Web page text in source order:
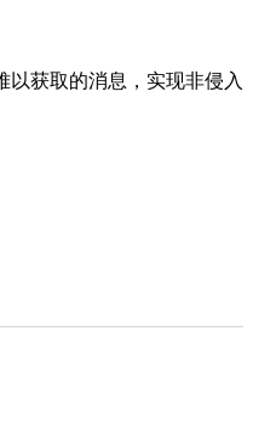
获取的消息，实现非侵入